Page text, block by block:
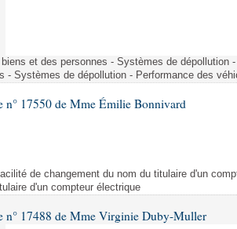
des lois
des lois
sociale
et orales
débats
et des personnes - Systèmes de dépollution
- Systèmes de dépollution - Performance des
n° 17550 de Mme Émilie Bonnivard
de changement du nom du titulaire d'un
d'un compteur électrique
n° 17488 de Mme Virginie Duby-Muller